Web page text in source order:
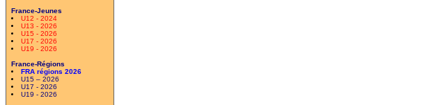
France-Jeunes
U12 - 2024
U13 - 2026
U15 - 2026
U17 - 2026
U19 - 2026
France-Régions
FRA régions 2026
U15 – 2026
U17 - 2026
U19 - 2026